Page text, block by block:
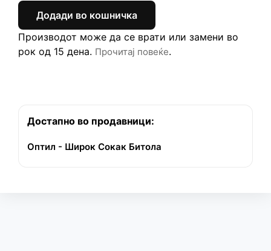
Додади во кошничка
Производот може да се врати или замени во
рок од 15 дена. Прочитај повеќе.
Достапно во продавници:
Оптил - Широк Сокак Битола